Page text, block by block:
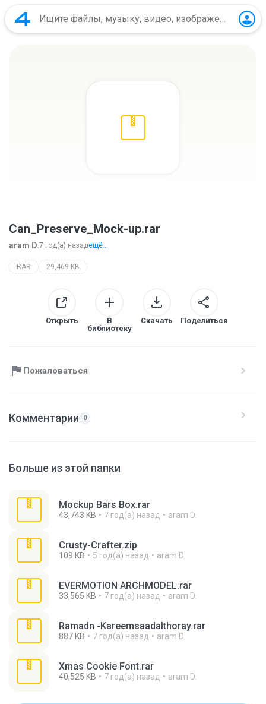
Can_Preserve_Mock-up.rar
aram D.7 год(а) назадещё...
RAR 29,469 KB
Открыть
В
библиотеку
Скачать Поделиться
Пожаловаться
Комментарии 0
Больше из этой папки
Mockup Bars Box.rar
43,743 KB 7 год(а) назад aram D.
Crusty-Crafter.zip
109 KB 5 год(а) назад aram D.
EVERMOTION ARCHMODEL.rar
33,565 KB 7 год(а) назад aram D.
Ramadn -Kareemsaadalthoray.rar
887 KB 7 год(а) назад aram D.
Xmas Cookie Font.rar
40,525 KB 7 год(а) назад aram D.